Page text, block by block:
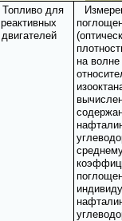
Топливо для
реактивных
двигателей
на